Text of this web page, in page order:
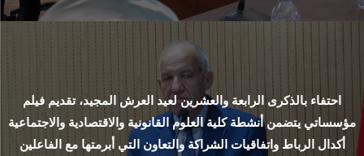
احتفاء بالذكرى الرابعة والعشرين لعيد العرش المجيد، تقديم فيلم
مؤسساتي يتضمن أنشطة كلية العلوم القانونية والاقتصادية والاجتماعية
أكدال الرباط واتفاقيات الشراكة والتعاون التي أبرمتها مع الفاعلين